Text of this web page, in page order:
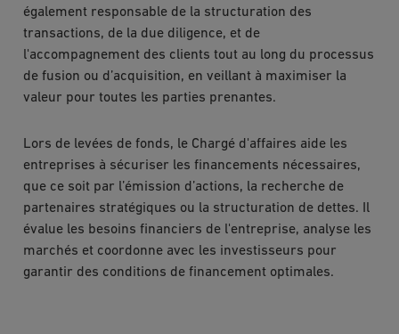
également responsable de la structuration des
transactions, de la due diligence, et de
l'accompagnement des clients tout au long du processus
de fusion ou d’acquisition, en veillant à maximiser la
valeur pour toutes les parties prenantes.
Lors de levées de fonds, le Chargé d'affaires aide les
entreprises à sécuriser les financements nécessaires,
que ce soit par l’émission d’actions, la recherche de
partenaires stratégiques ou la structuration de dettes. Il
évalue les besoins financiers de l'entreprise, analyse les
marchés et coordonne avec les investisseurs pour
garantir des conditions de financement optimales.